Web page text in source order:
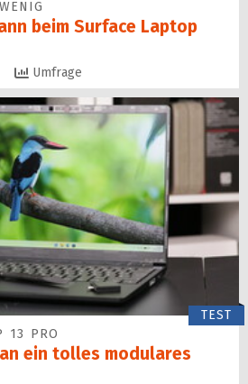
beim Surface Laptop
Umfrage
TEST
13 PRO
ein tolles modulares